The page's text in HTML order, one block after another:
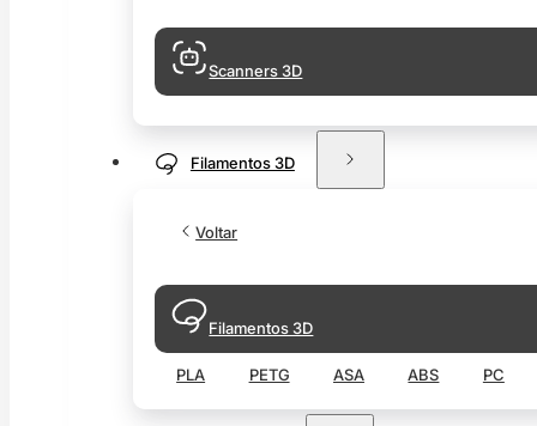
Scanners 3D
Filamentos 3D
Voltar
Filamentos 3D
PLA PETG ASA ABS PC